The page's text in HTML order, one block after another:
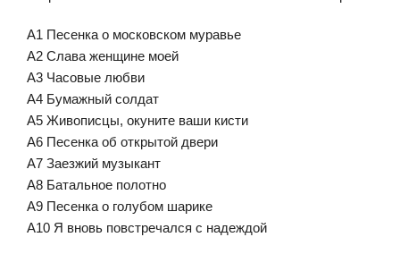
A1 Песенка о московском муравье
A2 Слава женщине моей
A3 Часовые любви
A4 Бумажный солдат
A5 Живописцы, окуните ваши кисти
A6 Песенка об открытой двери
A7 Заезжий музыкант
A8 Батальное полотно
A9 Песенка о голубом шарике
A10 Я вновь повстречался с надеждой